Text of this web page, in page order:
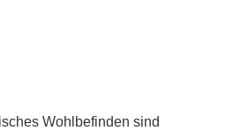
Wohlbefinden sind